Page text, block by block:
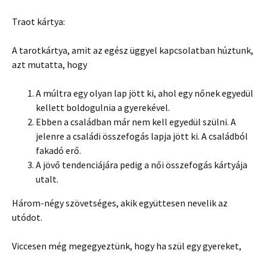
Traot kártya:
A tarotkártya, amit az egész üggyel kapcsolatban húztunk,
azt mutatta, hogy
A múltra egy olyan lap jött ki, ahol egy nőnek egyedül
kellett boldogulnia a gyerekével.
Ebben a családban már nem kell egyedül szülni. A
jelenre a családi összefogás lapja jött ki. A családból
fakadó erő.
A jövő tendenciájára pedig a női összefogás kártyája
utalt.
Három-négy szövetséges, akik együttesen nevelik az
utódot.
Viccesen még megegyeztünk, hogy ha szül egy gyereket,